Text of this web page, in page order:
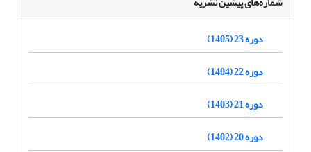
دوره 23 (1405)
دوره 22 (1404)
دوره 21 (1403)
دوره 20 (1402)